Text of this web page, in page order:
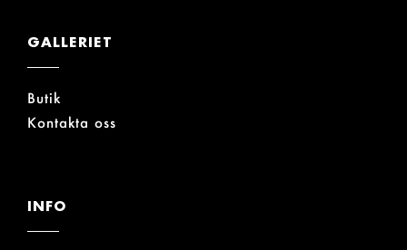
GALLERIET
Butik
Kontakta oss
INFO